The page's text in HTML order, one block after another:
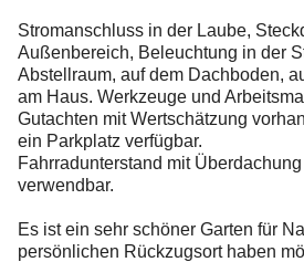
Stromanschluss in der Laube,
Außenbereich, Beleuchtung in der
Abstellraum, auf dem Dachboden,
am Haus. Werkzeuge und
Gutachten mit Wertschätzung
ein Parkplatz verfügbar.
Fahrradunterstand mit
verwendbar.
Es ist ein sehr schöner Garten für
persönlichen Rückzugsort haben